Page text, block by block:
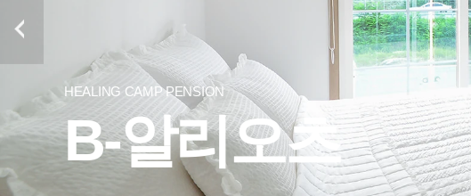
HEALING CAMP PENSION
B-알리오츠